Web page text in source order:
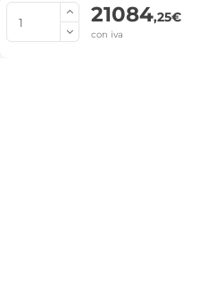
21084,25€
con iva
© Copyright 2022 PepeBar.com |
Condiciones generales de compra |